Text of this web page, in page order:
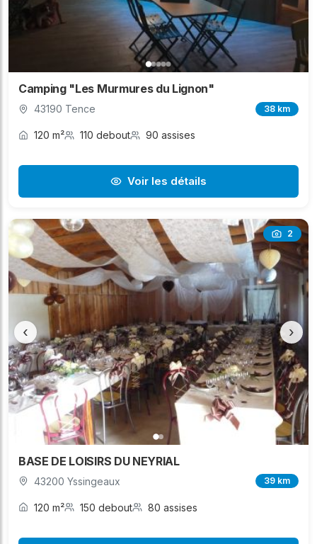
Camping "Les Murmures du Lignon"
43190 Tence 38 km
120 m² 110 debout 90 assises
Voir les détails
2
‹ ›
BASE DE LOISIRS DU NEYRIAL
43200 Yssingeaux 39 km
120 m² 150 debout 80 assises